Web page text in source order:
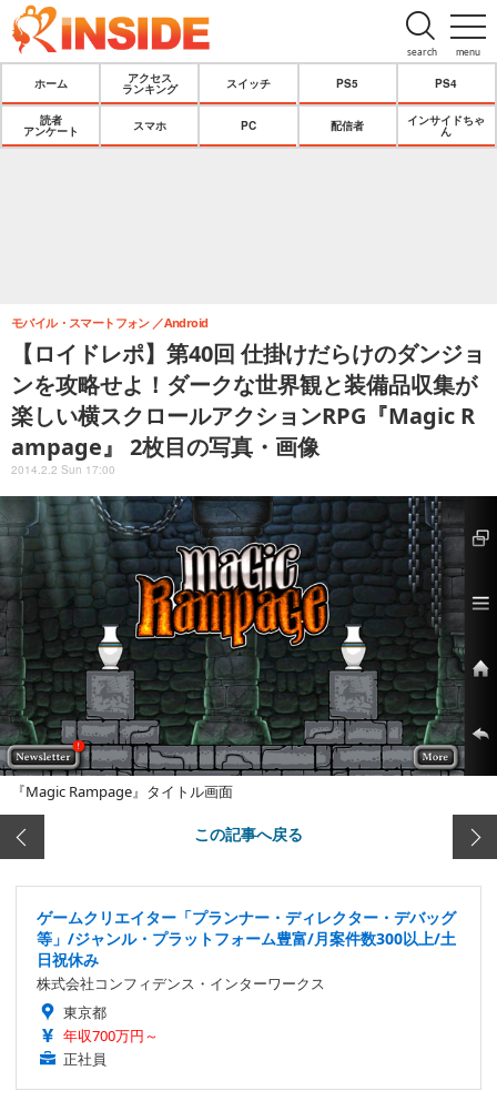
menu
search
ホーム
アクセス
ランキング
スイッチ PS5 PS4
読者
アンケート
スマホ PC 配信者
インサイドちゃ
ん
【ロイドレポ】第40回 仕掛けだらけのダンジョ
ンを攻略せよ！ダークな世界観と装備品収集が
楽しい横スクロールアクションRPG『Magic R
ampage』 2枚目の写真・画像
モバイル・スマートフォン Android
2014.2.2 Sun 17:00
『Magic Rampage』タイトル画面
この記事へ戻る
ゲームクリエイター「プランナー・ディレクター・デバッグ
等」/ジャンル・プラットフォーム豊富/月案件数300以上/土
日祝休み
株式会社コンフィデンス・インターワークス
東京都
年収700万円～
正社員